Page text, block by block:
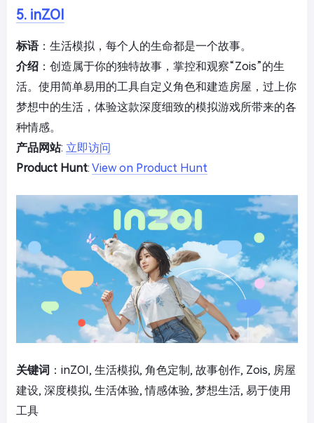
5. inZOI
标语：生活模拟，每个人的生命都是一个故事。
介绍 ：创造属于你的独特故事，掌控和观察“Zois”的生
活。使用简单易用的工具自定义角色和建造房屋，过上你
梦想中的生活，体验这款深度细致的模拟游戏所带来的各
种情感。
产品网站: 立即访问
Product Hunt: View on Product Hunt
关键词 ：inZOI, 生活模拟, 角色定制, 故事创作, Zois, 房屋
建设, 深度模拟, 生活体验, 情感体验, 梦想生活, 易于使用
工具